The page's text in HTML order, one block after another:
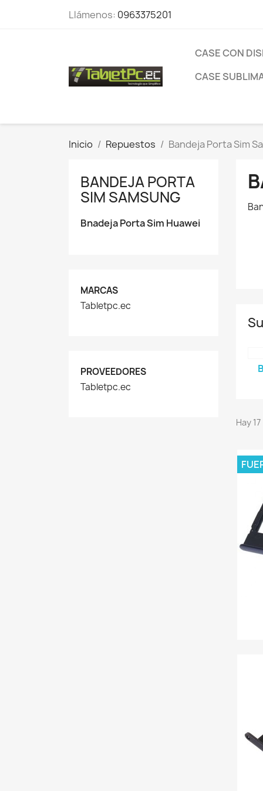
Llámenos: 0963375201
CASE CON
CASE
Inicio Repuestos Bandeja Porta Sim
BANDEJA PORTA
SIM SAMSUNG
Bnadeja Porta Sim Huawei
MARCAS
Tabletpc.ec
PROVEEDORES
Tabletpc.ec
Hay